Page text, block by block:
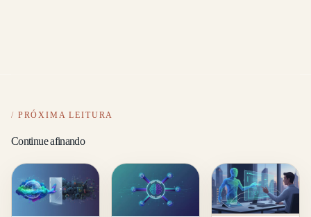
PRÓXIMA LEITURA
Continue afinando